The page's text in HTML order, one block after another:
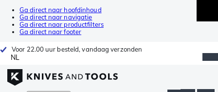
Ga direct naar hoofdinhoud
Ga direct naar navigatie
Ga direct naar productfilters
Ga direct naar footer
Voor 22.00 uur besteld, vandaag verzonden
NL